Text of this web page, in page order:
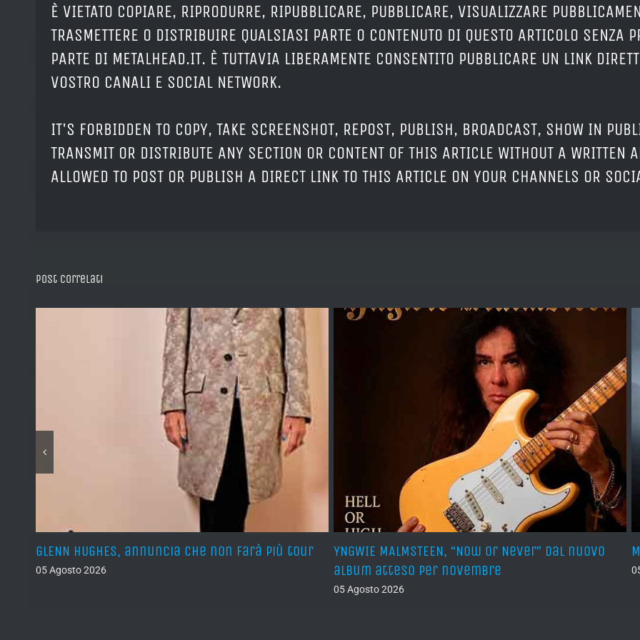
È VIETATO COPIARE, RIPRODURRE, RIPUBBLICARE, PUBBLICARE, VISUALIZZARE
TRASMETTERE O DISTRIBUIRE QUALSIASI PARTE O CONTENUTO DI QUESTO ARTICOLO SENZA
PARTE DI METALHEAD.IT. È TUTTAVIA LIBERAMENTE CONSENTITO PUBBLICARE UN LINK
VOSTRO CANALI E SOCIAL NETWORK.
IT'S FORBIDDEN TO COPY, TAKE SCREENSHOT, REPOST, PUBLISH, BROADCAST, SHOW IN
TRANSMIT OR DISTRIBUTE ANY SECTION OR CONTENT OF THIS ARTICLE WITHOUT A WRITTEN
ALLOWED TO POST OR PUBLISH A DIRECT LINK TO THIS ARTICLE ON YOUR CHANNELS OR
Post correlati
GLENN HUGHES, annuncia che non farà più tour
05 Agosto 2026
YNGWIE MALMSTEEN, “Now Or Never” dal nuovo
album atteso per novembre
05 Agosto 2026